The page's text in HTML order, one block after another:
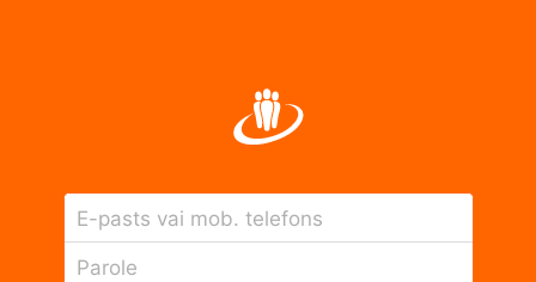
E-pasts vai mob. telefons
Parole